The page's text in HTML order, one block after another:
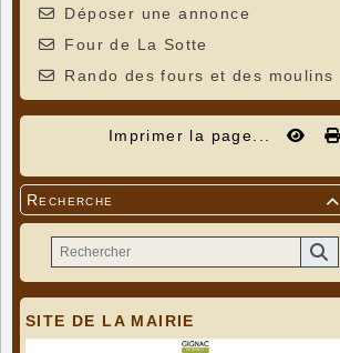
Déposer une annonce
Four de La Sotte
Rando des fours et des moulins
Imprimer la page...

Recherche
SITE DE LA MAIRIE